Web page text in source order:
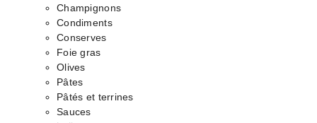
Champignons
Condiments
Conserves
Foie gras
Olives
Pâtes
Pâtés et terrines
Sauces